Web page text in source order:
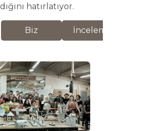
hatırlatıyor.
Biz İnceleme